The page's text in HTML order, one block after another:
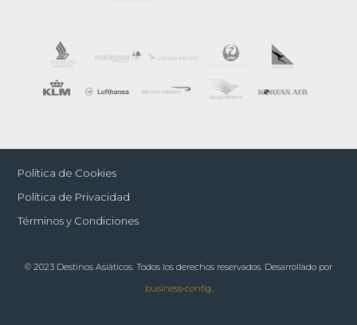
Política de Cookies
Política de Privacidad
Términos y Condiciones
© 2023 Destinos Asiáticos. Todos los derechos reservados. Desarrollado por
business•config